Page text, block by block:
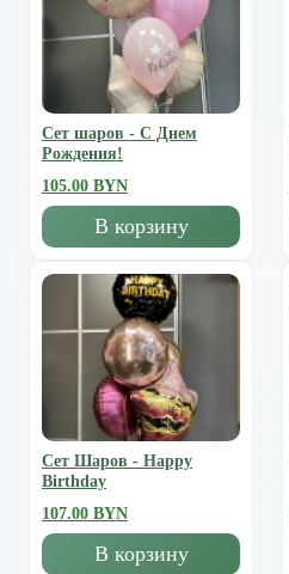
Сет шаров - С Днем
Рождения!
105.00 BYN
В корзину
Сет Шаров - Happy
Birthday
107.00 BYN
В корзину